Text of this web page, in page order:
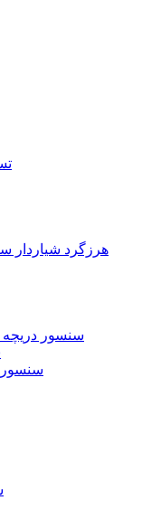
هرزگرد شیاردار
سنسور
سنسور